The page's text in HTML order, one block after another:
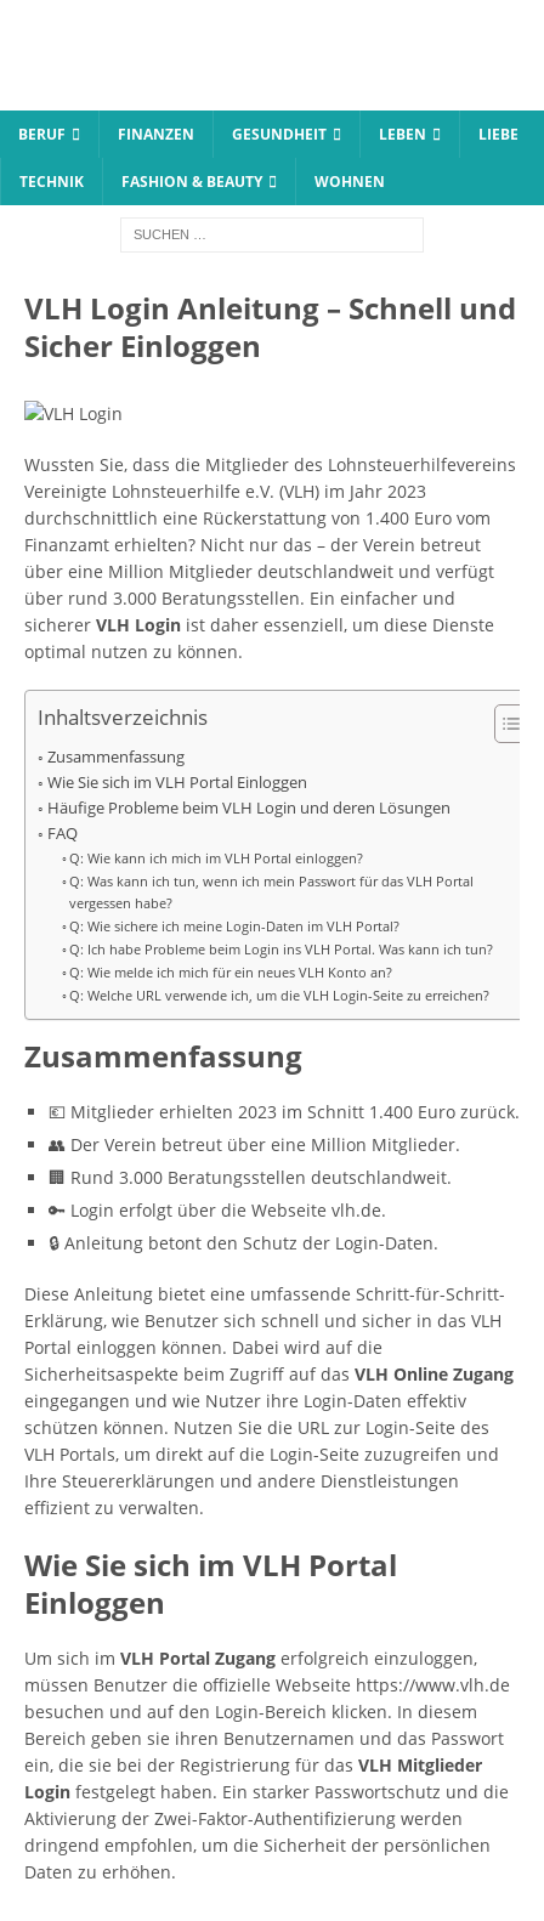
BERUF FINANZEN GESUNDHEIT LEBEN LIEBE
TECHNIK FASHION & BEAUTY WOHNEN
VLH Login Anleitung – Schnell und
Sicher Einloggen
Wussten Sie, dass die Mitglieder des Lohnsteuerhilfevereins
Vereinigte Lohnsteuerhilfe e.V. (VLH) im Jahr 2023
durchschnittlich eine Rückerstattung von 1.400 Euro vom
Finanzamt erhielten? Nicht nur das – der Verein betreut
über eine Million Mitglieder deutschlandweit und verfügt
über rund 3.000 Beratungsstellen. Ein einfacher und
sicherer VLH Login ist daher essenziell, um diese Dienste
optimal nutzen zu können.
Inhaltsverzeichnis
Zusammenfassung
Wie Sie sich im VLH Portal Einloggen
Häufige Probleme beim VLH Login und deren Lösungen
FAQ
Q: Wie kann ich mich im VLH Portal einloggen?
Q: Was kann ich tun, wenn ich mein Passwort für das VLH Portal
vergessen habe?
Q: Wie sichere ich meine Login-Daten im VLH Portal?
Q: Ich habe Probleme beim Login ins VLH Portal. Was kann ich tun?
Q: Wie melde ich mich für ein neues VLH Konto an?
Q: Welche URL verwende ich, um die VLH Login-Seite zu erreichen?
Zusammenfassung
💶 Mitglieder erhielten 2023 im Schnitt 1.400 Euro zurück.
👥 Der Verein betreut über eine Million Mitglieder.
🏢 Rund 3.000 Beratungsstellen deutschlandweit.
🔑 Login erfolgt über die Webseite vlh.de.
🔒 Anleitung betont den Schutz der Login-Daten.
Diese Anleitung bietet eine umfassende Schritt-für-Schritt-
Erklärung, wie Benutzer sich schnell und sicher in das VLH
Portal einloggen können. Dabei wird auf die
Sicherheitsaspekte beim Zugriff auf das VLH Online Zugang
eingegangen und wie Nutzer ihre Login-Daten effektiv
schützen können. Nutzen Sie die URL zur Login-Seite des
VLH Portals, um direkt auf die Login-Seite zuzugreifen und
Ihre Steuererklärungen und andere Dienstleistungen
effizient zu verwalten.
Wie Sie sich im VLH Portal
Einloggen
Um sich im VLH Portal Zugang erfolgreich einzuloggen,
müssen Benutzer die offizielle Webseite https://www.vlh.de
besuchen und auf den Login-Bereich klicken. In diesem
Bereich geben sie ihren Benutzernamen und das Passwort
ein, die sie bei der Registrierung für das VLH Mitglieder
Login festgelegt haben. Ein starker Passwortschutz und die
Aktivierung der Zwei-Faktor-Authentifizierung werden
dringend empfohlen, um die Sicherheit der persönlichen
Daten zu erhöhen.